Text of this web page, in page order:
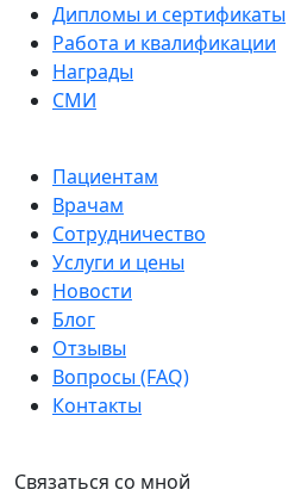
Дипломы и сертификаты
Работа и квалификации
Награды
СМИ
Пациентам
Врачам
Сотрудничество
Услуги и цены
Новости
Блог
Отзывы
Вопросы (FAQ)
Контакты
Связаться со мной